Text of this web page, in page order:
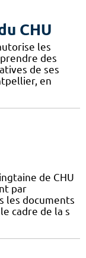
CHU
les
des
de ses
en
de CHU
par
les documents
cadre de la s